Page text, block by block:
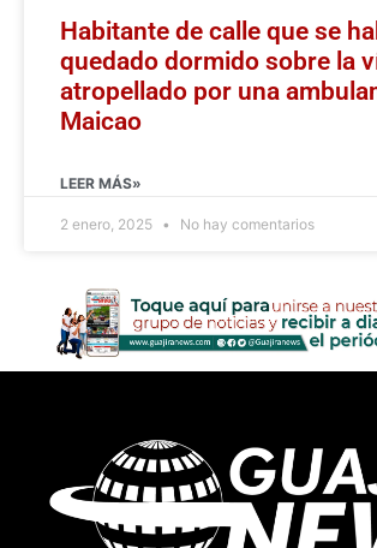
Habitante de calle que se
quedado dormido sobre la
atropellado por una
Maicao
LEER MÁS»
2 enero, 2025 No hay comentarios